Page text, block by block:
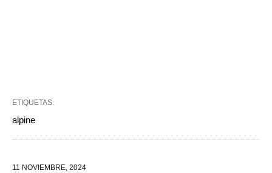
ETIQUETAS:
alpine
11 NOVIEMBRE, 2024